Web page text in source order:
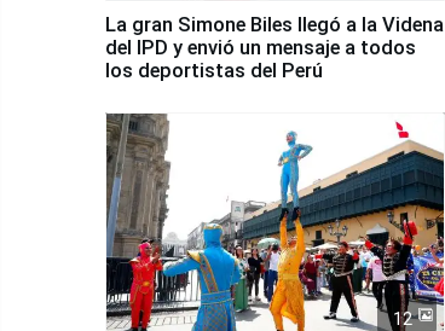
La gran Simone Biles llegó a la Videna
del IPD y envió un mensaje a todos
los deportistas del Perú
12